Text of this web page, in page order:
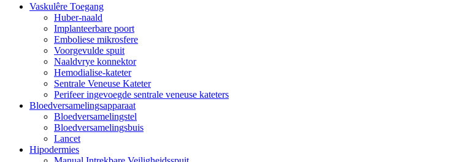
Vaskulêre Toegang
Huber-naald
Implanteerbare poort
Emboliese mikrosfere
Voorgevulde spuit
Naaldvrye konnektor
Hemodialise-kateter
Sentrale Veneuse Kateter
Perifeer ingevoegde sentrale veneuse kateters
Bloedversamelingsapparaat
Bloedversamelingstel
Bloedversamelingsbuis
Lancet
Hipodermies